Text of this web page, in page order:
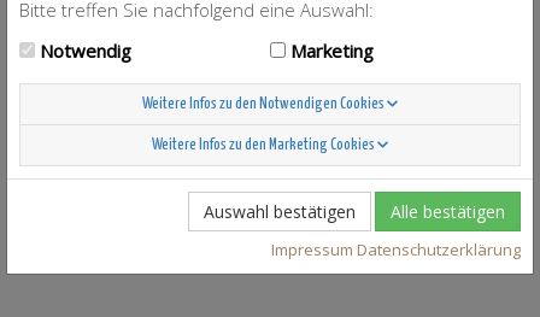
Bitte treffen Sie nachfolgend eine Auswahl:
Notwendig
Marketing
Weitere Infos zu den Notwendigen Cookies
Weitere Infos zu den Marketing Cookies
Auswahl bestätigen Alle bestätigen
Impressum Datenschutzerklärung